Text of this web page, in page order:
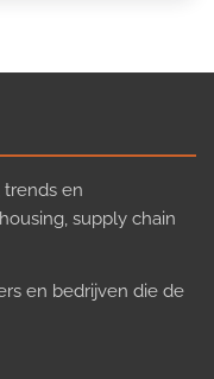
trends en
supply chain
en bedrijven die de